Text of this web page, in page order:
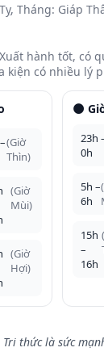
Tháng: Giáp
Xuất hành tốt, có
kiện có nhiều lý
(Giờ
Thìn)
(Giờ
Mùi)
(Giờ
Hợi)
🌑
23h
0h
5h –
6h
15h
–
16h
Tri thức là sức